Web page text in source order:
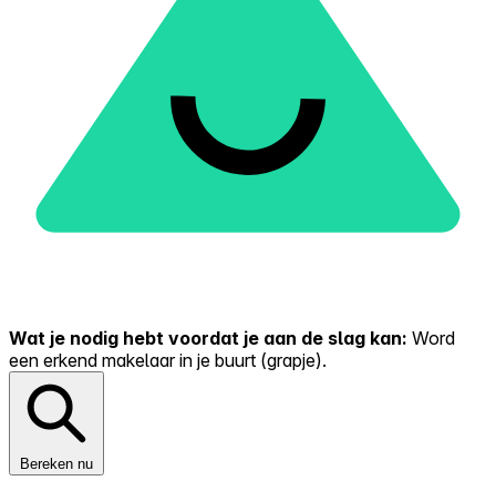
Wat je nodig hebt voordat je aan de slag kan: Word
een erkend makelaar in je buurt (grapje).
Bereken nu